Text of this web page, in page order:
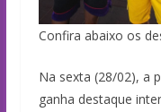
Confira abaixo os
Na sexta (28/02), a
ganha destaque